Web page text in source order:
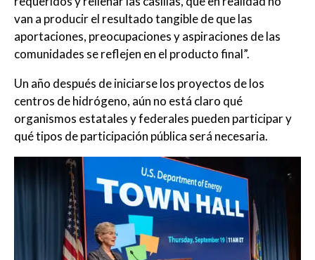
van a producir el resultado tangible de que las
aportaciones, preocupaciones y aspiraciones de las
comunidades se reflejen en el producto final”.
Un año después de iniciarse los proyectos de los
centros de hidrógeno, aún no está claro qué
organismos estatales y federales pueden participar y
qué tipos de participación pública será necesaria.